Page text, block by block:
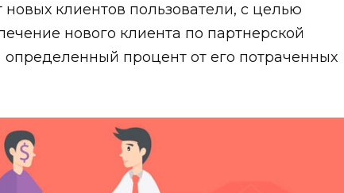
клиентов пользователи, с целью
нового клиента по партнерской
процент от его потраченных